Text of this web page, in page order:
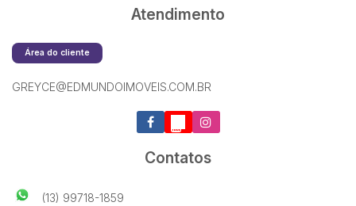
Atendimento
Área do cliente
GREYCE@EDMUNDOIMOVEIS.COM.BR
Contatos
(13) 99718-1859